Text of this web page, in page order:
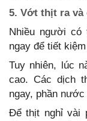
5. Vớt thịt ra và
Nhiều người
ngay để tiết
Tuy nhiên, lúc
cao. Các dịch
ngay, phần
Để thịt nghỉ vài